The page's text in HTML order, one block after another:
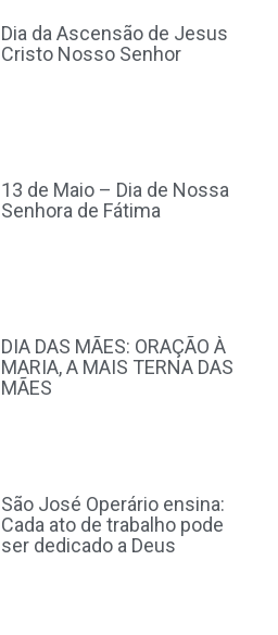
Dia da Ascensão de Jesus
Cristo Nosso Senhor
13 de Maio – Dia de Nossa
Senhora de Fátima
DIA DAS MÃES: ORAÇÃO À
MARIA, A MAIS TERNA DAS
MÃES
São José Operário ensina:
Cada ato de trabalho pode
ser dedicado a Deus